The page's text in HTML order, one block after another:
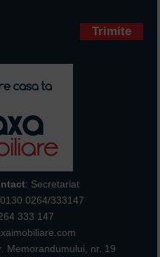
: Secretariat
0264/333147
333 147
Memorandumului, nr. 19